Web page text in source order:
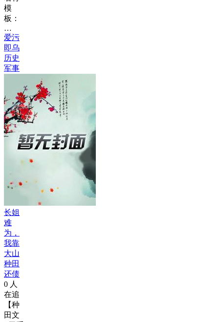
模
板：
…
爱污
即乌
历史
军事
长姐
难
为，
我靠
大山
种田
还债
0 人
在追
【种
田文